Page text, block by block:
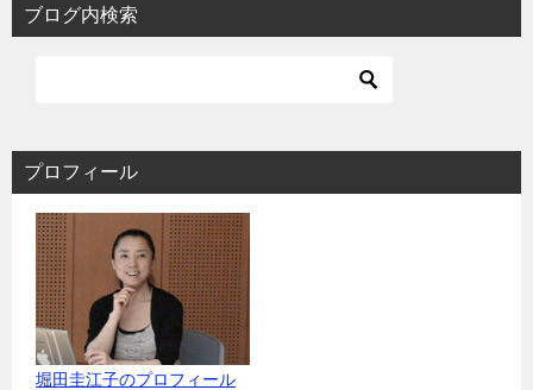
ブログ内検索
プロフィール
堀田圭江子のプロフィール